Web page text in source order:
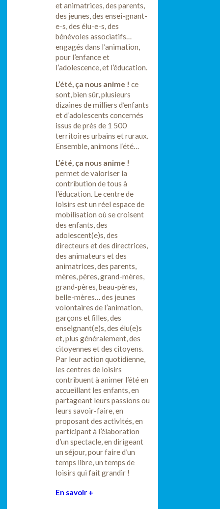
et animatrices, des parents,
des jeunes, des ensei-gnant-
e-s, des élu-e-s, des
bénévoles associatifs…
engagés dans l’animation,
pour l’enfance et
l’adolescence, et l’éducation.
L’été, ça nous anime ! ce
sont, bien sûr, plusieurs
dizaines de milliers d’enfants
et d’adolescents concernés
issus de près de 1 500
territoires urbains et ruraux.
Ensemble, animons l’été…
L’été, ça nous anime !
permet de valoriser la
contribution de tous à
l’éducation. Le centre de
loisirs est un réel espace de
mobilisation où se croisent
des enfants, des
adolescent(e)s, des
directeurs et des directrices,
des animateurs et des
animatrices, des parents,
mères, pères, grand-mères,
grand-pères, beau-pères,
belle-mères… des jeunes
volontaires de l’animation,
garçons et ﬁlles, des
enseignant(e)s, des élu(e)s
et, plus généralement, des
citoyennes et des citoyens.
Par leur action quotidienne,
les centres de loisirs
contribuent à animer l’été en
accueillant les enfants, en
partageant leurs passions ou
leurs savoir-faire, en
proposant des activités, en
participant à l’élaboration
d’un spectacle, en dirigeant
un séjour, pour faire d’un
temps libre, un temps de
loisirs qui fait grandir !
En savoir +